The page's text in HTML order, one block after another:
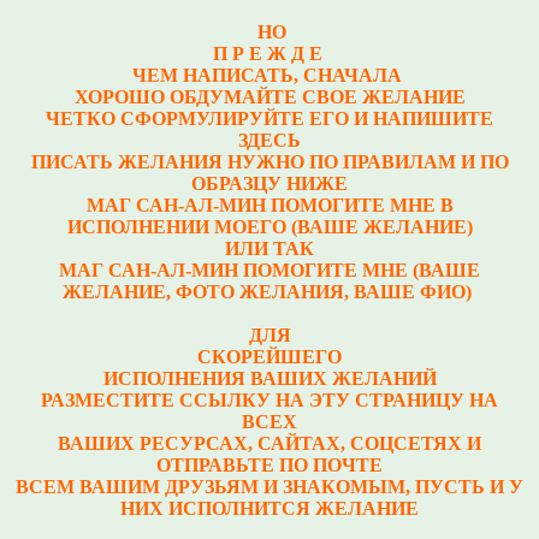
НО
П Р Е Ж Д Е
ЧЕМ НАПИСАТЬ, СНАЧАЛА
ХОРОШО ОБДУМАЙТЕ СВОЕ ЖЕЛАНИЕ
ЧЕТКО СФОРМУЛИРУЙТЕ ЕГО И НАПИШИТЕ
ЗДЕСЬ
ПИСАТЬ ЖЕЛАНИЯ НУЖНО ПО ПРАВИЛАМ И ПО
ОБРАЗЦУ НИЖЕ
МАГ САН-АЛ-МИН ПОМОГИТЕ МНЕ В
ИСПОЛНЕНИИ МОЕГО (ВАШЕ ЖЕЛАНИЕ)
ИЛИ ТАК
МАГ САН-АЛ-МИН ПОМОГИТЕ МНЕ (ВАШЕ
ЖЕЛАНИЕ, ФОТО ЖЕЛАНИЯ, ВАШЕ ФИО)
ДЛЯ
СКОРЕЙШЕГО
ИСПОЛНЕНИЯ ВАШИХ ЖЕЛАНИЙ
РАЗМЕСТИТЕ ССЫЛКУ НА ЭТУ СТРАНИЦУ НА
ВСЕХ
ВАШИХ РЕСУРСАХ, САЙТАХ, СОЦСЕТЯХ И
ОТПРАВЬТЕ ПО ПОЧТЕ
ВСЕМ ВАШИМ ДРУЗЬЯМ И ЗНАКОМЫМ, ПУСТЬ И У
НИХ ИСПОЛНИТСЯ ЖЕЛАНИЕ